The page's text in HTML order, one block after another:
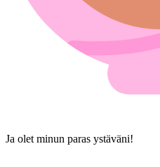
Ja olet minun paras ystäväni!